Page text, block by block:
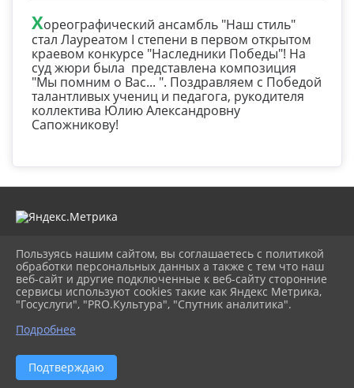
Хореографический ансамбль "Наш стиль"
стал Лауреатом I степени в первом открытом
краевом конкурсе "Наследники Победы"! На
суд жюри была представлена композиция
"Мы помним о Вас... ". Поздравляем с Победой
талантливых учениц и педагога, рукодителя
коллектива Юлию Александровну
Сапожникову!
2026 г. cdt-anapa.ru
Вход
Карта сайта
Политика обработки персональных данных
Сделано на KubCMS
Пользуясь нашим сайтом, вы соглашаетесь с политикой
обработки персональных данных а также с тем что наш
веб-сайт и другие подключенные к веб-сайту сторонние
сервисы используют cookies такие как Яндекс Метрика,
"Госуслуги", "PRO.Культура", "Спутник аналитика".
Подробнее
Подтверждаю